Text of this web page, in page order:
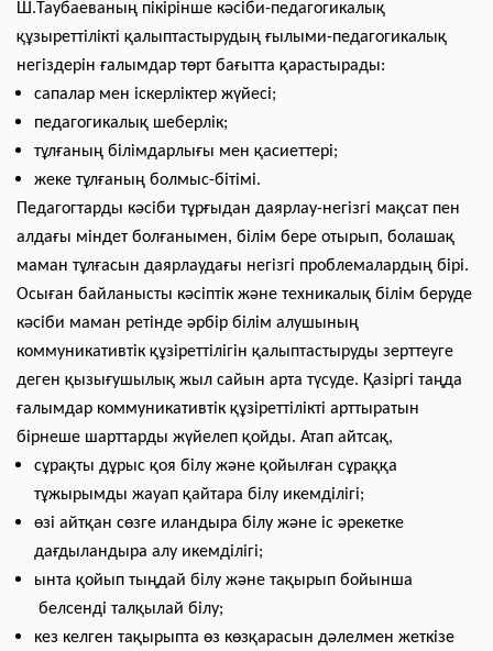
Ш.Таубаеваның пікірінше кәсіби-педагогикалық
құзыреттілікті қалыптастырудың ғылыми-педагогикалық
негіздерін ғалымдар төрт бағытта қарастырады:
сапалар мен іскерліктер жүйесі;
педагогикалық шеберлік;
тұлғаның білімдарлығы мен қасиеттері;
жеке тұлғаның болмыс-бітімі.
Педагогтарды кәсіби тұрғыдан даярлау-негізгі мақсат пен
алдағы міндет болғанымен, білім бере отырып, болашақ
маман тұлғасын даярлаудағы негізгі проблемалардың бірі.
Осыған байланысты кәсіптік және техникалық білім беруде
кәсіби маман ретінде әрбір білім алушының
коммуникативтік құзіреттілігін қалыптастыруды зерттеуге
деген қызығушылық жыл сайын арта түсуде. Қазіргі таңда
ғалымдар коммуникативтік құзіреттілікті арттыратын
бірнеше шарттарды жүйелеп қойды. Атап айтсақ,
сұрақты дұрыс қоя білу және қойылған сұраққа
тұжырымды жауап қайтара білу икемділігі;
өзі айтқан сөзге иландыра білу және іс әрекетке
дағдыландыра алу икемділігі;
ынта қойып тыңдай білу және тақырып бойынша
белсенді талқылай білу;
кез келген тақырыпта өз көзқарасын дәлелмен жеткізе